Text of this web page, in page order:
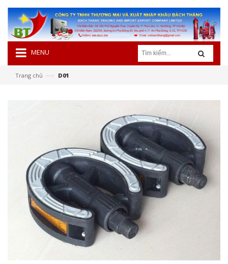
MENU
Trang chủ —› D01